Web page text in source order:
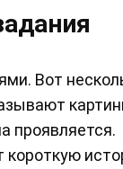
Вот
проявляется.